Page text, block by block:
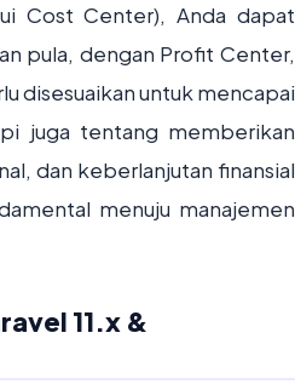
Cost Center), Anda dapat
pula, dengan Profit Center,
disesuaikan untuk mencapai
juga tentang memberikan
dan keberlanjutan finansial
menuju manajemen
11.x &